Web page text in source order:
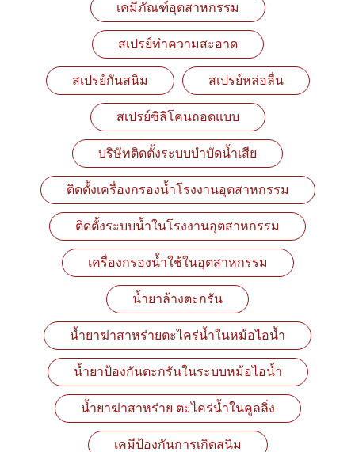
เคมีภัณฑ์อุตสาหกรรม
สเปรย์ทำความสะอาด
สเปรย์กันสนิม สเปรย์หล่อลื่น
สเปรย์ซิลิโคนถอดแบบ
บริษัทติดตั้งระบบบำบัดน้ำเสีย
ติดตั้งเครื่องกรองน้ำโรงงานอุตสาหกรรม
ติดตั้งระบบน้ำในโรงงานอุตสาหกรรม
เครื่องกรองน้ำใช้ในอุตสาหกรรม
น้ำยาล้างตะกรัน
น้ำยาฆ่าสาหร่ายตะไคร่น้ำในหม้อไอน้ำ
น้ำยาป้องกันตะกรันในระบบหม้อไอน้ำ
น้ำยาฆ่าสาหร่าย ตะไคร่น้ำในคูลลิ่ง
เคมีป้องกันการเกิดสนิม